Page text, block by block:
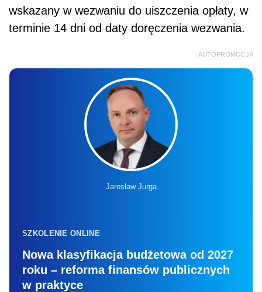
wskazany w wezwaniu do uiszczenia opłaty, w
terminie 14 dni od daty doręczenia wezwania.
AUTOPROMOCJA
Jarosław Jurga
SZKOLENIE ONLINE
Nowa klasyfikacja budżetowa od 2027
roku – reforma finansów publicznych
w praktyce